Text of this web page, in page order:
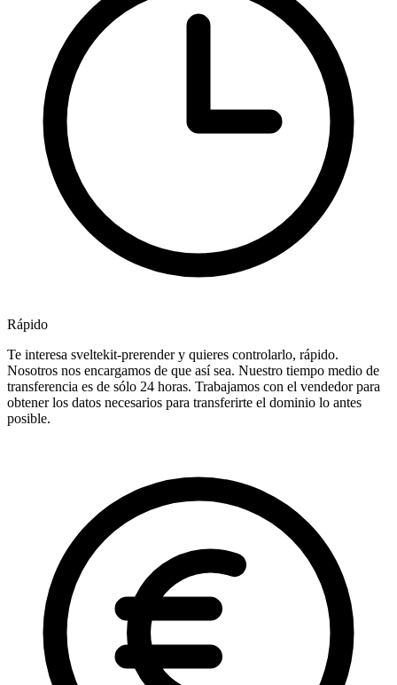
Rápido
Te interesa sveltekit-prerender y quieres controlarlo, rápido.
Nosotros nos encargamos de que así sea. Nuestro tiempo medio de
transferencia es de sólo 24 horas. Trabajamos con el vendedor para
obtener los datos necesarios para transferirte el dominio lo antes
posible.